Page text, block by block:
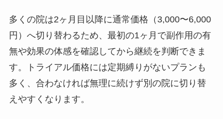
多くの院は2ヶ月目以降に通常価格（3,000〜6,000
円）へ切り替わるため、最初の1ヶ月で副作用の有
無や効果の体感を確認してから継続を判断できま
す。トライアル価格には定期縛りがないプランも
多く、合わなければ無理に続けず別の院に切り替
えやすくなります。